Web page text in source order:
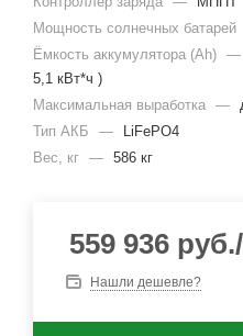
Мощность солнечных батарей
Ёмкость аккумулятора (Ah) —
5,1 кВт*ч )
Максимальная выработка —
Тип АКБ
—
LiFePO4
Вес, кг — 586 кг
559 936 руб.
Нашли дешевле?